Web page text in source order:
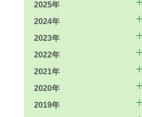
2025年
2024年
2023年
2022年
2021年
2020年
2019年